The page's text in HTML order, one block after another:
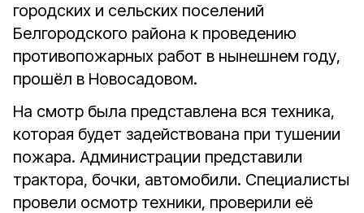
городских и сельских поселений
Белгородского района к проведению
противопожарных работ в нынешнем году,
прошёл в Новосадовом.
На смотр была представлена вся техника,
которая будет задействована при тушении
пожара. Администрации представили
трактора, бочки, автомобили. Специалисты
провели осмотр техники, проверили её